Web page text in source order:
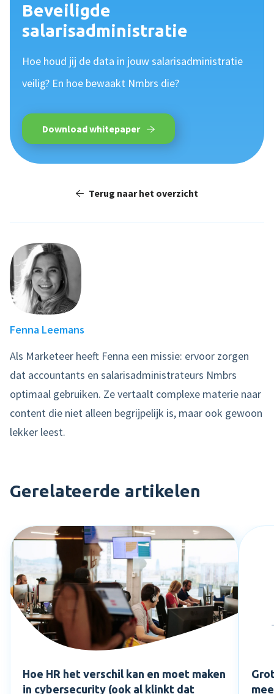
Beveiligde
salarisadministratie
Hoe houd jij de data in jouw salarisadministratie
veilig? En hoe bewaakt Nmbrs die?
Download whitepaper
Terug naar het overzicht
Fenna Leemans
Als Marketeer heeft Fenna een missie: ervoor zorgen
dat accountants en salarisadministrateurs Nmbrs
optimaal gebruiken. Ze vertaalt complexe materie naar
content die niet alleen begrijpelijk is, maar ook gewoon
lekker leest.
Gerelateerde artikelen
Hoe HR het verschil kan en moet maken
in cybersecurity (ook al klinkt dat